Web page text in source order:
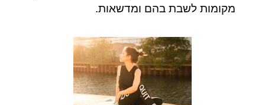
מקומות לשבת בהם ומדשאות.